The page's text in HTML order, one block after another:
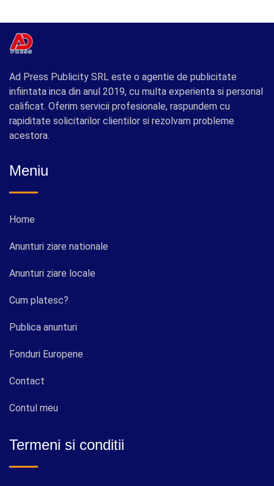
Ad Press Publicity SRL este o agentie de publicitate
infiintata inca din anul 2019, cu multa experienta si personal
calificat. Oferim servicii profesionale, raspundem cu
rapiditate solicitarilor clientilor si rezolvam probleme
acestora.
Meniu
Home
Anunturi ziare nationale
Anunturi ziare locale
Cum platesc?
Publica anunturi
Fonduri Europene
Contact
Contul meu
Termeni si conditii